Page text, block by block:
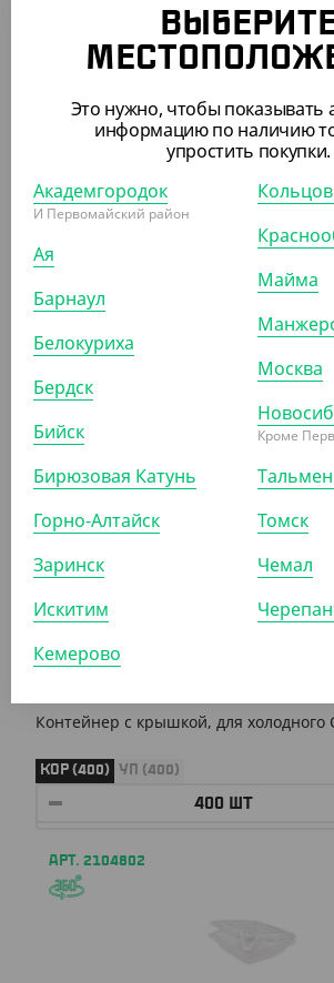
КОР (500)
АРТ. 2105004
(8.47 ₽/ШТ)
Контейнер с крышкой, для холодного
ПЭТ, СПК 137
КОР (400)
АРТ. 2104902
3 088 ₽
Контейнер с крышкой, для холодного
КОР (400) УП (400)
АРТ. 2104802
Это нужно, чтобы показывать
информацию по наличию
упростить покупки.
Академгородок
И Первомайский район
Ая
Барнаул
Белокуриха
Бердск
Бийск
Бирюзовая Катунь
Горно-Алтайск
Заринск
Искитим
Кемерово
Майма
Москва
Кроме
Томск
Чемал